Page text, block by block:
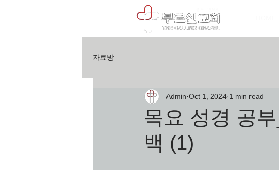
자료방
목요 성경 공
백 (1)
Admin Oct 1, 2024 1 min read